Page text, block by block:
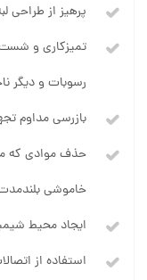
پرهیز از طراحی
تمیزکاری و
رسوبات و دیگر
بازرسی مداوم
حذف موادی که
خاموشی
ایجاد محیط
استفاده از